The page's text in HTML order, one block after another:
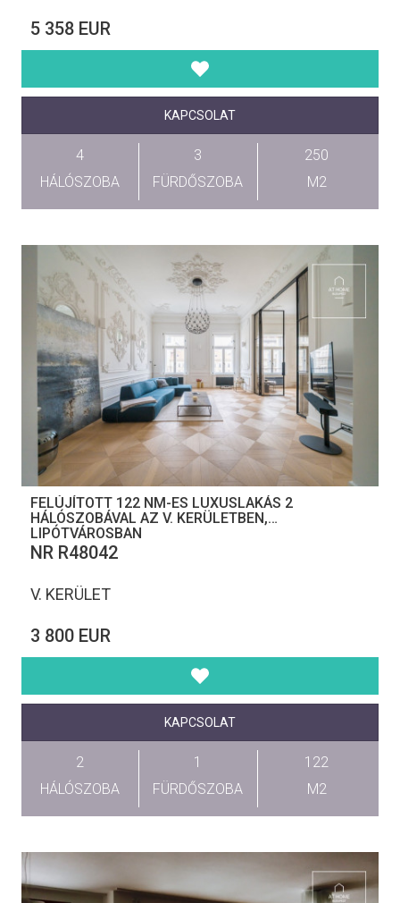
5 358 EUR
KAPCSOLAT
4
HÁLÓSZOBA
3
FÜRDŐSZOBA
250
M2
FELÚJÍTOTT 122 NM-ES LUXUSLAKÁS 2
HÁLÓSZOBÁVAL AZ V. KERÜLETBEN,
LIPÓTVÁROSBAN
NR R48042
V. KERÜLET
3 800 EUR
KAPCSOLAT
2
HÁLÓSZOBA
1
FÜRDŐSZOBA
122
M2